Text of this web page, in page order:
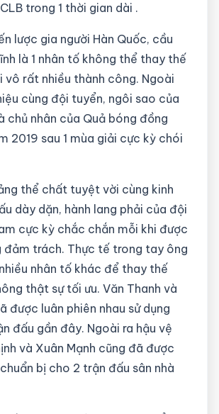
trong 1 thời gian dài .
lược gia người Hàn Quốc, cầu
là 1 nhân tố không thể thay thế
vô rất nhiều thành công. Ngoài
cùng đội tuyển, ngôi sao của
chủ nhân của Quả bóng đồng
2019 sau 1 mùa giải cực kỳ chói
thể chất tuyệt vời cùng kinh
dày dặn, hành lang phải của đội
cực kỳ chắc chắn mỗi khi được
đảm trách. Thực tế trong tay ông
nhân tố khác để thay thế
thật sự tối ưu. Văn Thanh và
được luân phiên nhau sử dụng
đấu gần đây. Ngoài ra hậu vệ
và Xuân Mạnh cũng đã được
bị cho 2 trận đấu sân nhà